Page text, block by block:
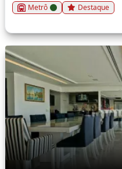
Metrô Destaque